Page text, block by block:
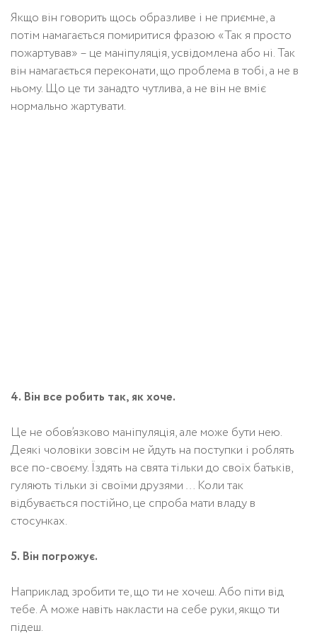
Якщо він говорить щось образливе і не приємне, а
потім намагається помиритися фразою «Так я просто
пожартував» – це маніпуляція, усвідомлена або ні. Так
він намагається переконати, що проблема в тобі, а не в
ньому. Що це ти занадто чутлива, а не він не вміє
нормально жартувати.
4. Він все робить так, як хоче.
Це не обов’язково маніпуляція, але може бути нею.
Деякі чоловіки зовсім не йдуть на поступки і роблять
все по-своєму. Їздять на свята тільки до своїх батьків,
гуляють тільки зі своїми друзями … Коли так
відбувається постійно, це спроба мати владу в
стосунках.
5. Він погрожує.
Наприклад зробити те, що ти не хочеш. Або піти від
тебе. А може навіть накласти на себе руки, якщо ти
підеш.